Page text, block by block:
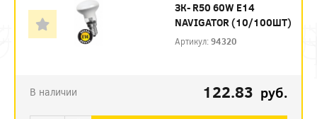
ЗК- R50 60W E14
NAVIGATOR (10/100ШТ)
Артикул:94320
В наличии 122.83 руб.